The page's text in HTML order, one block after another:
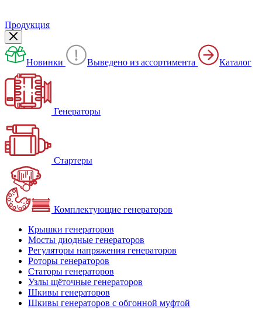
Продукция
Новинки Выведено из ассортимента Каталог
Генераторы
Стартеры
Комплектующие генераторов
Крышки генераторов
Мосты диодные генераторов
Регуляторы напряжения генераторов
Роторы генераторов
Статоры генераторов
Узлы щёточные генераторов
Шкивы генераторов
Шкивы генераторов с обгонной муфтой